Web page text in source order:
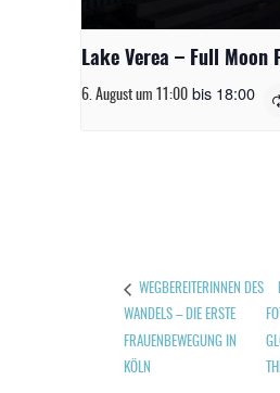
Lake Verea – Full Moon
6. August um 11:00 bis 18:00
WEGBEREITERINNEN DES
WANDELS – DIE ERSTE
FRAUENBEWEGUNG IN
KÖLN